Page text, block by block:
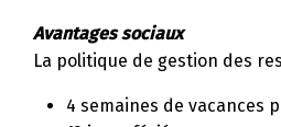
Avantages sociaux
La politique de gestion des
4 semaines de vacances